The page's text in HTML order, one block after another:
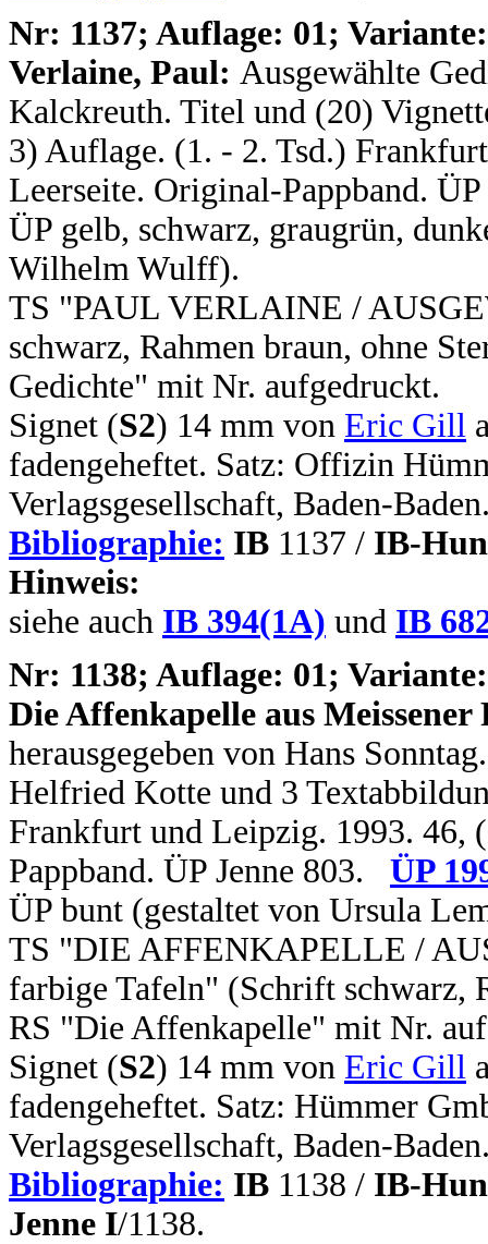
Nr: 1137; Auflage: 01;
Verlaine, Paul: Ausgewählte
Kalckreuth. Titel und (20)
3) Auflage. (1. - 2. Tsd.)
Leerseite. Original-Pappband. ÜP
ÜP gelb, schwarz, graugrün,
Wilhelm Wulff).
TS "PAUL VERLAINE /
schwarz, Rahmen braun, ohne
Gedichte" mit Nr. aufgedruckt.
Signet (S2) 14 mm von Eric Gill
fadengeheftet. Satz: Offizin
Verlagsgesellschaft, Baden-
Bibliographie: IB 1137 / IB-
Hinweis:
siehe auch IB 394(1A) und IB
Nr: 1138; Auflage: 01;
Die Affenkapelle aus Meissener
herausgegeben von Hans
Helfried Kotte und 3
Frankfurt und Leipzig. 1993. 46,
Pappband. ÜP Jenne 803.
ÜP
ÜP bunt (gestaltet von Ursula
TS "DIE AFFENKAPELLE /
farbige Tafeln" (Schrift schwarz,
RS "Die Affenkapelle" mit Nr.
Signet (S2) 14 mm von Eric Gill
fadengeheftet. Satz: Hümmer
Verlagsgesellschaft, Baden-
Bibliographie: IB 1138 / IB-
Jenne I/1138.